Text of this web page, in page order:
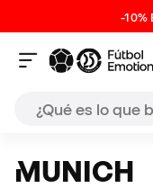
-10%
MUNICH